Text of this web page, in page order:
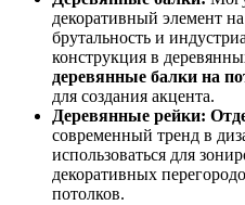
декоративный элемент
брутальность и
конструкция в
деревянные балки на
для создания акцента.
Деревянные рейки:
современный тренд в
использоваться для
декоративных
потолков.